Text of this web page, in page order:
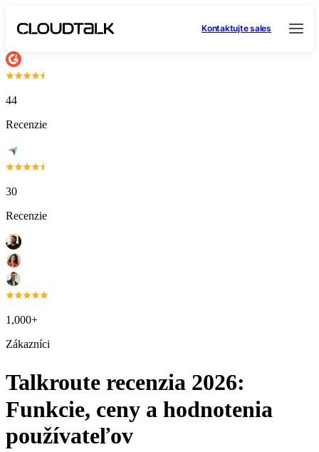
Kontaktujte sales
44
Recenzie
30
Recenzie
1,000+
Zákazníci
Talkroute recenzia 2026:
Funkcie, ceny a hodnotenia
používateľov